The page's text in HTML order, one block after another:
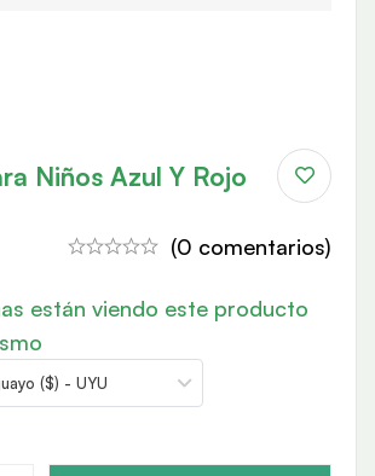
Niños Azul Y Rojo
(0 comentarios)
están viendo este producto
($) - UYU